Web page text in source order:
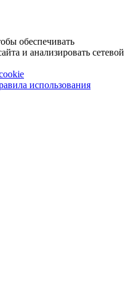
обеспечивать
и анализировать сетевой
использования